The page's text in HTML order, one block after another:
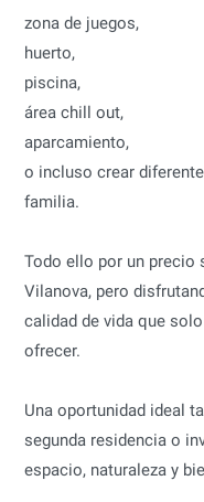
zona de juegos,
huerto,
piscina,
área chill out,
aparcamiento,
o incluso crear
familia.
Todo ello por un precio
Vilanova, pero
calidad de vida que
ofrecer.
Una oportunidad ideal
segunda residencia o
espacio, naturaleza y